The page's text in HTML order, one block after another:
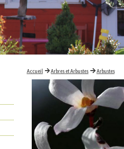
Accueil Arbres et Arbustes Arbustes